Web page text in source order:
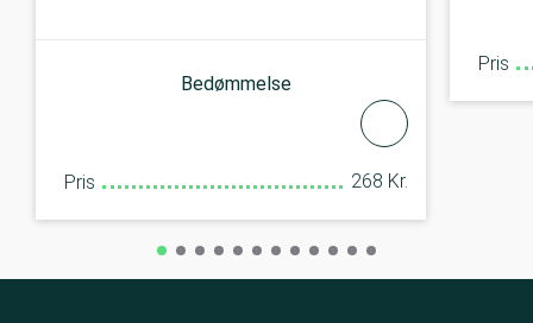
Bedømmelse
Pris 268 Kr.
Pris